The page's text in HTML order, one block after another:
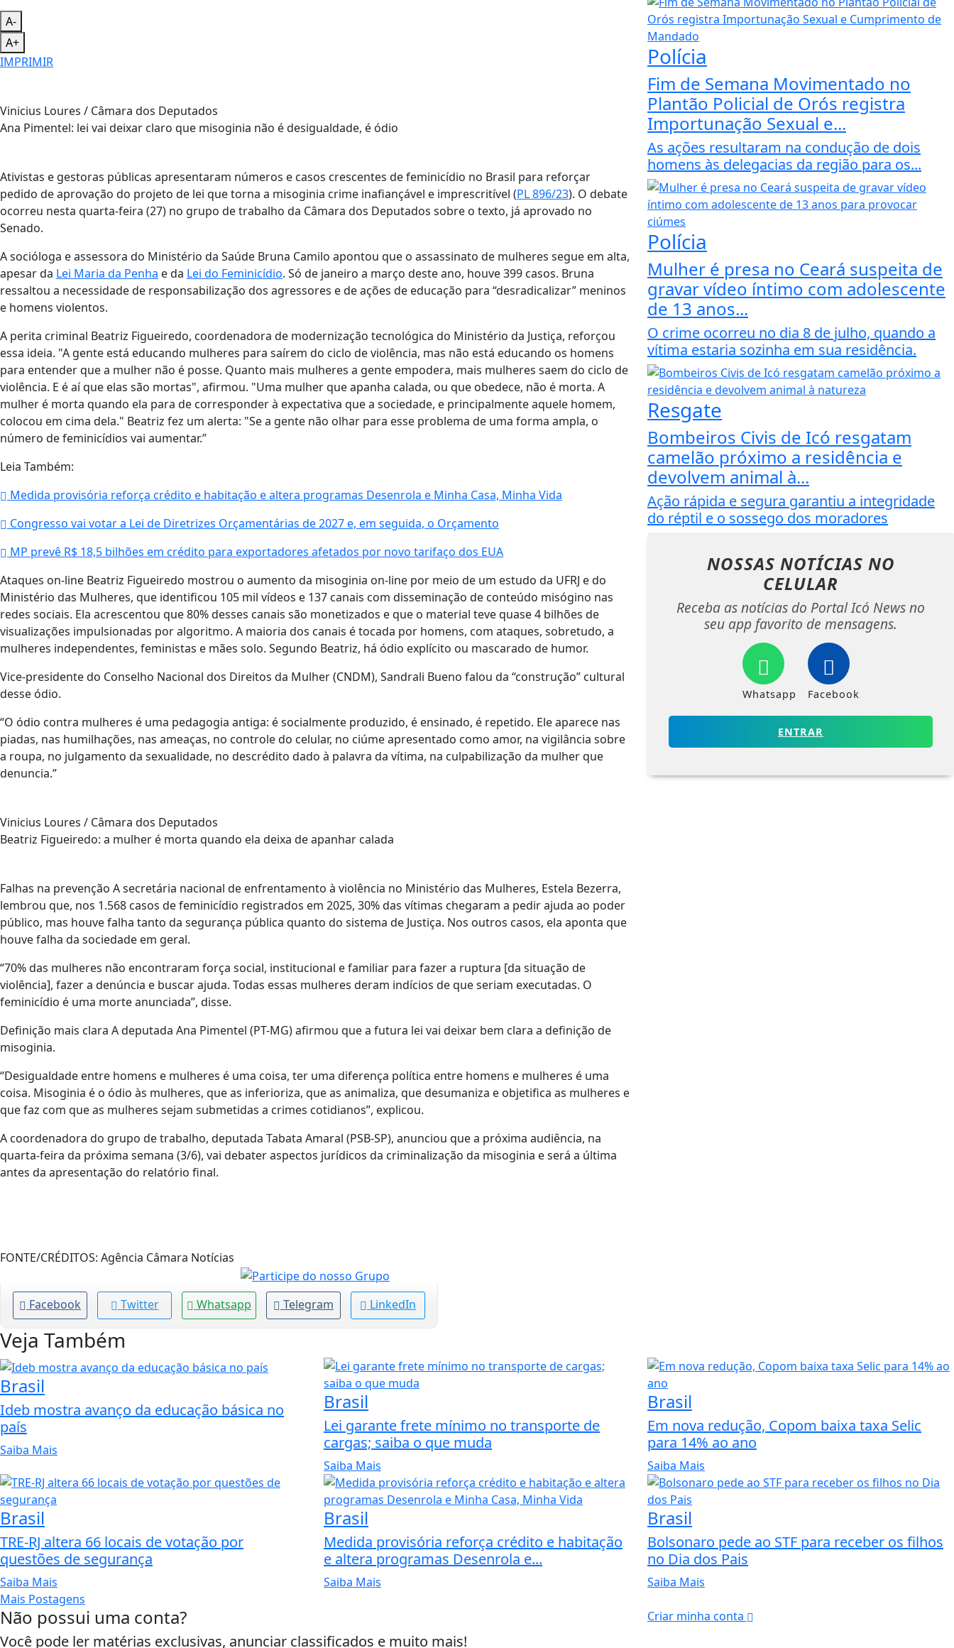
A-
A+
IMPRIMIR
Vinicius Loures / Câmara dos Deputados
Ana Pimentel: lei vai deixar claro que misoginia não é desigualdade, é ódio
Ativistas e gestoras públicas apresentaram números e casos crescentes de feminicídio no Brasil para reforçar
pedido de aprovação do projeto de lei que torna a misoginia crime inafiançável e imprescritível (PL 896/23). O debate
ocorreu nesta quarta-feira (27) no grupo de trabalho da Câmara dos Deputados sobre o texto, já aprovado no
Senado.
A socióloga e assessora do Ministério da Saúde Bruna Camilo apontou que o assassinato de mulheres segue em alta,
apesar da Lei Maria da Penha e da Lei do Feminicídio. Só de janeiro a março deste ano, houve 399 casos. Bruna
ressaltou a necessidade de responsabilização dos agressores e de ações de educação para “desradicalizar” meninos
e homens violentos.
A perita criminal Beatriz Figueiredo, coordenadora de modernização tecnológica do Ministério da Justiça, reforçou
essa ideia. "A gente está educando mulheres para saírem do ciclo de violência, mas não está educando os homens
para entender que a mulher não é posse. Quanto mais mulheres a gente empodera, mais mulheres saem do ciclo de
violência. E é aí que elas são mortas", afirmou. "Uma mulher que apanha calada, ou que obedece, não é morta. A
mulher é morta quando ela para de corresponder à expectativa que a sociedade, e principalmente aquele homem,
colocou em cima dela." Beatriz fez um alerta: "Se a gente não olhar para esse problema de uma forma ampla, o
número de feminicídios vai aumentar.”
Leia Também:
Medida provisória reforça crédito e habitação e altera programas Desenrola e Minha Casa, Minha Vida
Congresso vai votar a Lei de Diretrizes Orçamentárias de 2027 e, em seguida, o Orçamento
MP prevê R$ 18,5 bilhões em crédito para exportadores afetados por novo tarifaço dos EUA
Ataques on-line Beatriz Figueiredo mostrou o aumento da misoginia on-line por meio de um estudo da UFRJ e do
Ministério das Mulheres, que identificou 105 mil vídeos e 137 canais com disseminação de conteúdo misógino nas
redes sociais. Ela acrescentou que 80% desses canais são monetizados e que o material teve quase 4 bilhões de
visualizações impulsionadas por algoritmo. A maioria dos canais é tocada por homens, com ataques, sobretudo, a
mulheres independentes, feministas e mães solo. Segundo Beatriz, há ódio explícito ou mascarado de humor.
Vice-presidente do Conselho Nacional dos Direitos da Mulher (CNDM), Sandrali Bueno falou da “construção” cultural
desse ódio.
“O ódio contra mulheres é uma pedagogia antiga: é socialmente produzido, é ensinado, é repetido. Ele aparece nas
piadas, nas humilhações, nas ameaças, no controle do celular, no ciúme apresentado como amor, na vigilância sobre
a roupa, no julgamento da sexualidade, no descrédito dado à palavra da vítima, na culpabilização da mulher que
denuncia.”
Vinicius Loures / Câmara dos Deputados
Beatriz Figueiredo: a mulher é morta quando ela deixa de apanhar calada
Falhas na prevenção A secretária nacional de enfrentamento à violência no Ministério das Mulheres, Estela Bezerra,
lembrou que, nos 1.568 casos de feminicídio registrados em 2025, 30% das vítimas chegaram a pedir ajuda ao poder
público, mas houve falha tanto da segurança pública quanto do sistema de Justiça. Nos outros casos, ela aponta que
houve falha da sociedade em geral.
“70% das mulheres não encontraram força social, institucional e familiar para fazer a ruptura [da situação de
violência], fazer a denúncia e buscar ajuda. Todas essas mulheres deram indícios de que seriam executadas. O
feminicídio é uma morte anunciada”, disse.
Definição mais clara A deputada Ana Pimentel (PT-MG) afirmou que a futura lei vai deixar bem clara a definição de
misoginia.
“Desigualdade entre homens e mulheres é uma coisa, ter uma diferença política entre homens e mulheres é uma
coisa. Misoginia é o ódio às mulheres, que as inferioriza, que as animaliza, que desumaniza e objetifica as mulheres e
que faz com que as mulheres sejam submetidas a crimes cotidianos”, explicou.
A coordenadora do grupo de trabalho, deputada Tabata Amaral (PSB-SP), anunciou que a próxima audiência, na
quarta-feira da próxima semana (3/6), vai debater aspectos jurídicos da criminalização da misoginia e será a última
antes da apresentação do relatório final.
FONTE/CRÉDITOS: Agência Câmara Notícias
Facebook Twitter Whatsapp Telegram LinkedIn
Polícia
Fim de Semana Movimentado no
Plantão Policial de Orós registra
Importunação Sexual e...
As ações resultaram na condução de dois
homens às delegacias da região para os...
Polícia
Mulher é presa no Ceará suspeita de
gravar vídeo íntimo com adolescente
de 13 anos...
O crime ocorreu no dia 8 de julho, quando a
vítima estaria sozinha em sua residência.
Resgate
Bombeiros Civis de Icó resgatam
camelão próximo a residência e
devolvem animal à...
Ação rápida e segura garantiu a integridade
do réptil e o sossego dos moradores
NOSSAS NOTÍCIAS NO
CELULAR
Receba as notícias do Portal Icó News no
seu app favorito de mensagens.
Whatsapp Facebook
ENTRAR
Veja Também
Brasil
Ideb mostra avanço da educação básica no
país
Saiba Mais
Brasil
Lei garante frete mínimo no transporte de
cargas; saiba o que muda
Saiba Mais
Brasil
Em nova redução, Copom baixa taxa Selic
para 14% ao ano
Saiba Mais
Brasil
TRE-RJ altera 66 locais de votação por
questões de segurança
Saiba Mais
Brasil
Medida provisória reforça crédito e habitação
e altera programas Desenrola e...
Saiba Mais
Brasil
Bolsonaro pede ao STF para receber os filhos
no Dia dos Pais
Saiba Mais
Mais Postagens
Não possui uma conta?
Você pode ler matérias exclusivas, anunciar classificados e muito mais!
Criar minha conta